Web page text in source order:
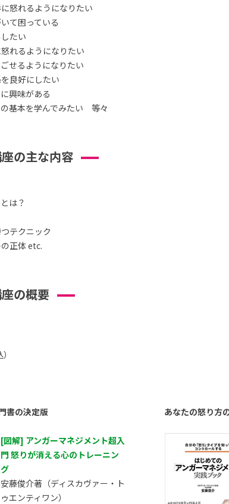
怒れるようになりたい
て困っている
たい
れるようになりたい
せるようになりたい
良好にしたい
興味がある
基本を学んでみたい 等々
の主な内容
は？
テクニック
正体 etc.
の概要
書の決定版
[図解] アンガーマネジメント超入
門 怒りが消える心のトレーニン
グ
安藤俊介著（ディスカヴァー・ト
ゥエンティワン）
あなたの怒り方